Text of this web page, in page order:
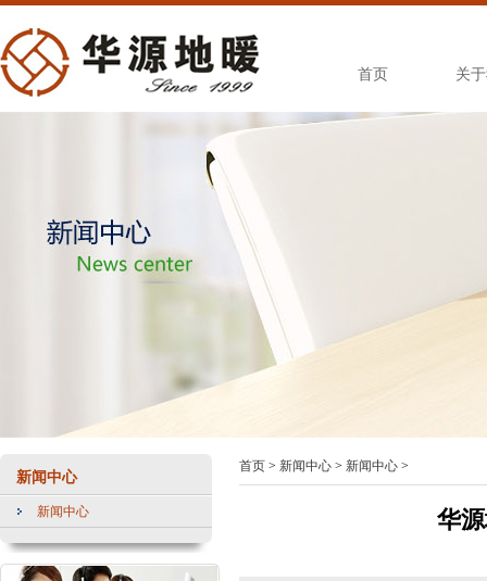
首页 关
新闻中心
新闻中心
首页 > 新闻中心 > 新闻中心 >
华